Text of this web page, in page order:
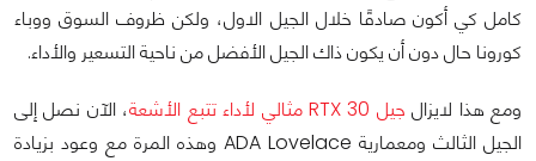
كامل كي أكون صادقًا خلال الجيل الاول، ولكن ظروف السوق ووباء
كورونا حال دون أن يكون ذاك الجيل الأفضل من ناحية التسعير والأداء.
ومع هذا لايزال جيل RTX 30 مثالي لأداء تتبع الأشعة
، الآن نصل إلى
الجيل الثالث ومعمارية ADA Lovelace وهذه المرة مع وعود بزيادة